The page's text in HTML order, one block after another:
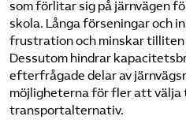
som förlitar sig på järnvägen
skola. Långa förseningar och
frustration och minskar
Dessutom hindrar
efterfrågade delar av
möjligheterna för fler att
transportalternativ.